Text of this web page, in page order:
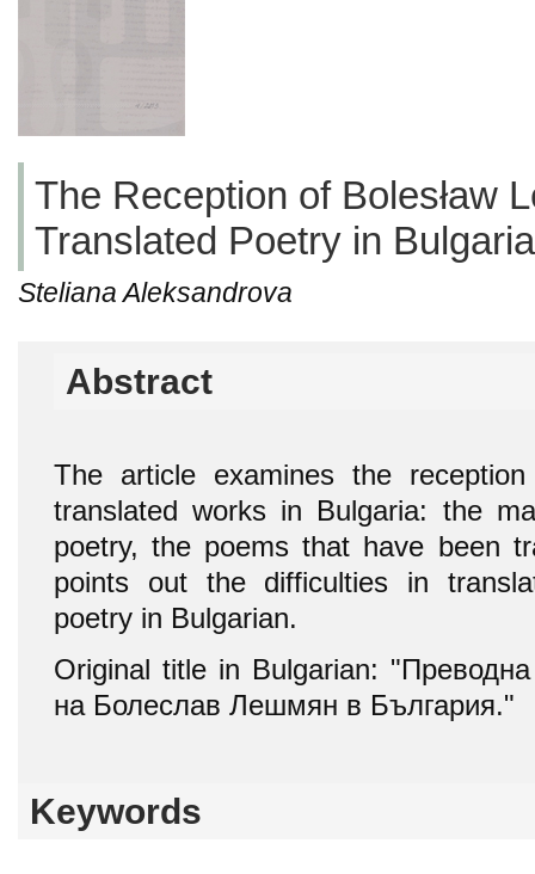
The Reception of Bolesław
Translated Poetry in Bulgaria
Steliana Aleksandrova
Abstract
The article examines the reception
translated works in Bulgaria: the
poetry, the poems that have been
points out the difficulties in
poetry in Bulgarian.
Original title in Bulgarian:
на Болеслав Лешмян в България."
Keywords